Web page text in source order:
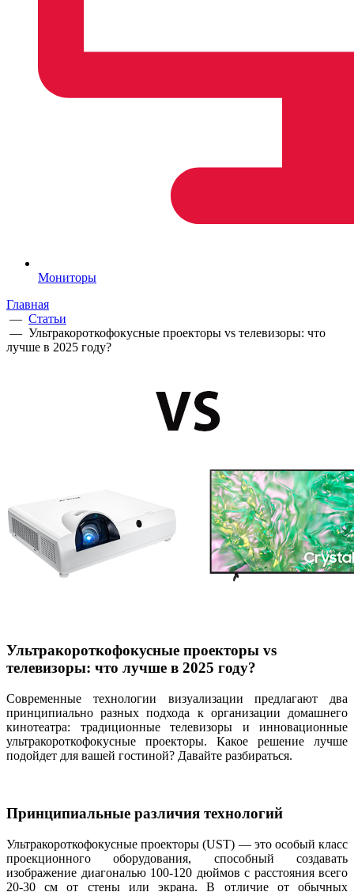
Мониторы
Главная
— Статьи
— Ультракороткофокусные проекторы vs телевизоры: что
лучше в 2025 году?
Ультракороткофокусные проекторы vs
телевизоры: что лучше в 2025 году?
Современные технологии визуализации предлагают два
принципиально разных подхода к организации домашнего
кинотеатра: традиционные телевизоры и инновационные
ультракороткофокусные проекторы. Какое решение лучше
подойдет для вашей гостиной? Давайте разбираться.
Принципиальные различия технологий
Ультракороткофокусные проекторы (UST) — это особый класс
проекционного оборудования, способный создавать
изображение диагональю 100-120 дюймов с расстояния всего
20-30 см от стены или экрана. В отличие от обычных